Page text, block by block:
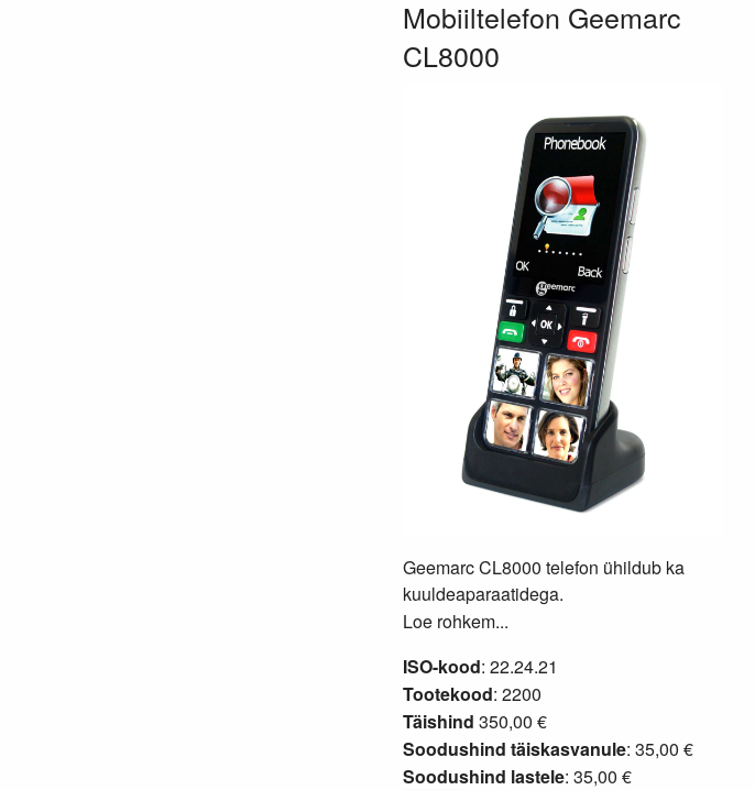
Mobiiltelefon Geemarc
CL8000
Geemarc CL8000 telefon ühildub ka
kuuldeaparaatidega.
Loe rohkem...
ISO-kood: 22.24.21
Tootekood: 2200
Täishind 350,00 €
Soodushind täiskasvanule: 35,00 €
Soodushind lastele: 35,00 €